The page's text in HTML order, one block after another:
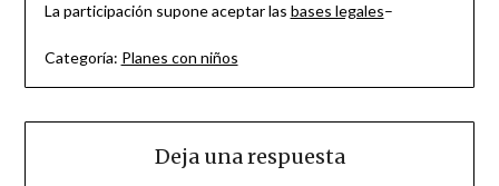
La participación supone aceptar las bases legales–
Categoría: Planes con niños
Deja una respuesta